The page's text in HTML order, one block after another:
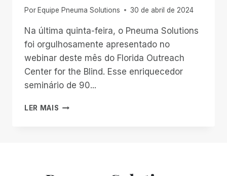
Por Equipe Pneuma Solutions 30 de abril de 2024
Na última quinta-feira, o Pneuma Solutions
foi orgulhosamente apresentado no
webinar deste mês do Florida Outreach
Center for the Blind. Esse enriquecedor
seminário de 90...
LER MAIS PNEUMA